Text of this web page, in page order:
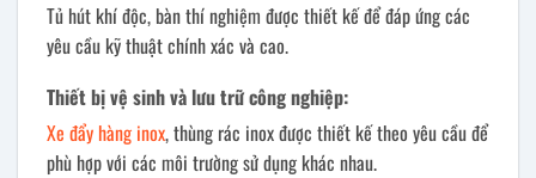
Tủ hút khí độc, bàn thí nghiệm được thiết kế để đáp ứng các
yêu cầu kỹ thuật chính xác và cao.
Thiết bị vệ sinh và lưu trữ công nghiệp:
Xe đẩy hàng inox, thùng rác inox được thiết kế theo yêu cầu để
phù hợp với các môi trường sử dụng khác nhau.